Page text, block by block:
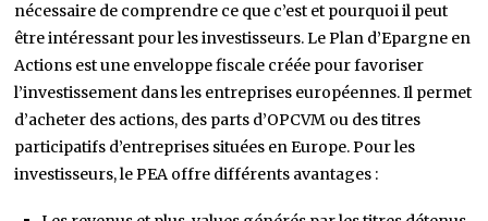
nécessaire de comprendre ce que c’est et pourquoi il peut
être intéressant pour les investisseurs. Le Plan d’Epargne en
Actions est une enveloppe fiscale créée pour favoriser
l’investissement dans les entreprises européennes. Il permet
d’acheter des actions, des parts d’OPCVM ou des titres
participatifs d’entreprises situées en Europe. Pour les
investisseurs, le PEA offre différents avantages :